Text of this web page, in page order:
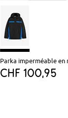
CHF 100,95